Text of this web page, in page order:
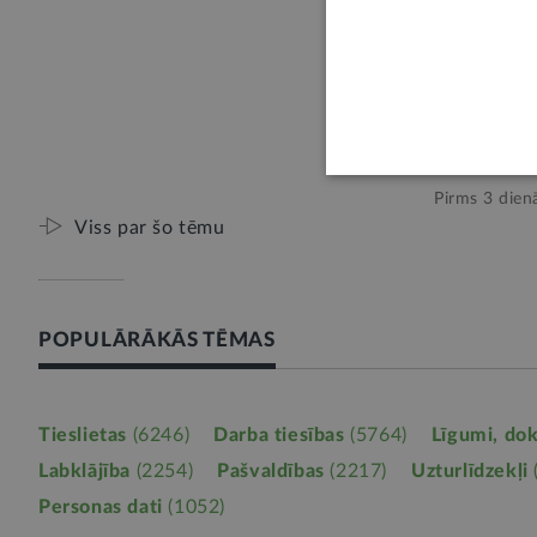
Pirms 3
Viss par šo tēmu
POPULĀRĀKĀS TĒMAS
Tieslietas (6246) Darba tiesības (5764) Līgumi,
Labklājība (2254) Pašvaldības (2217) Uzturlīdzekļi
Personas dati (1052)